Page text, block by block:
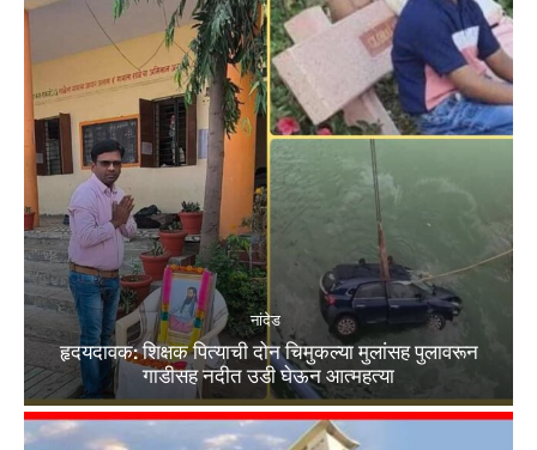
नांदेड
हृदयदावक: शिक्षक पित्याची दोन चिमुकल्या मुलांसह पुलावरून
गाडीसह नदीत उडी घेऊन आत्महत्या